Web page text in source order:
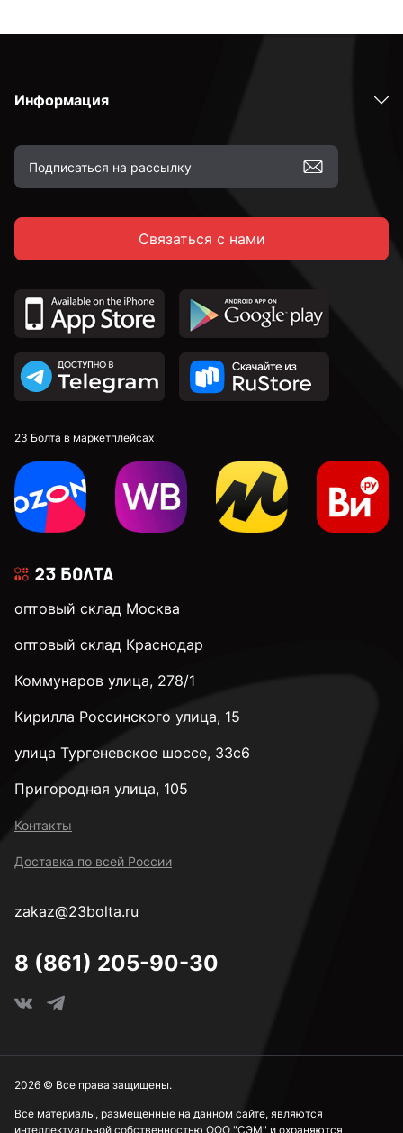
Информация
Связаться с нами
23 Болта в маркетплейсах
оптовый склад Москва
оптовый склад Краснодар
Коммунаров улица, 278/1
Кирилла Россинского улица, 15
улица Тургеневское шоссе, 33с6
Пригородная улица, 105
Контакты
Доставка по всей России
zakaz@23bolta.ru
8 (861) 205-90-30
Все материалы, размещенные на данном сайте, являются
интеллектуальной собственностью ООО "СЭМ" и охраняются
2026 © Все права защищены.